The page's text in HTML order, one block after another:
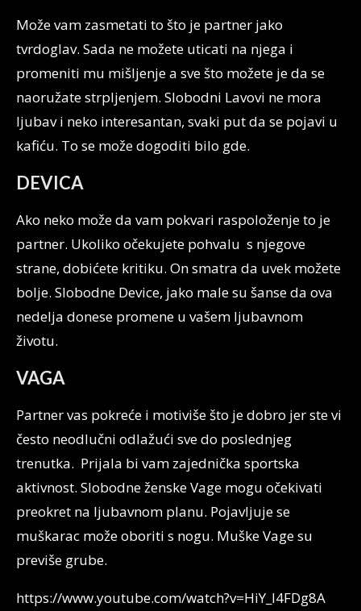
Može vam zasmetati to što je partner jako
tvrdoglav. Sada ne možete uticati na njega i
promeniti mu mišljenje a sve što možete je da se
naoružate strpljenjem. Slobodni Lavovi ne mora
ljubav i neko interesantan, svaki put da se pojavi u
kafiću. To se može dogoditi bilo gde.
DEVICA
Ako neko može da vam pokvari raspoloženje to je
partner. Ukoliko očekujete pohvalu s njegove
strane, dobićete kritiku. On smatra da uvek možete
bolje. Slobodne Device, jako male su šanse da ova
nedelja donese promene u vašem ljubavnom
životu.
VAGA
Partner vas pokreće i motiviše što je dobro jer ste vi
često neodlučni odlažući sve do poslednjeg
trenutka. Prijala bi vam zajednička sportska
aktivnost. Slobodne ženske Vage mogu očekivati
preokret na ljubavnom planu. Pojavljuje se
muškarac može oboriti s nogu. Muške Vage su
previše grube.
https://www.youtube.com/watch?v=HiY_l4FDg8A